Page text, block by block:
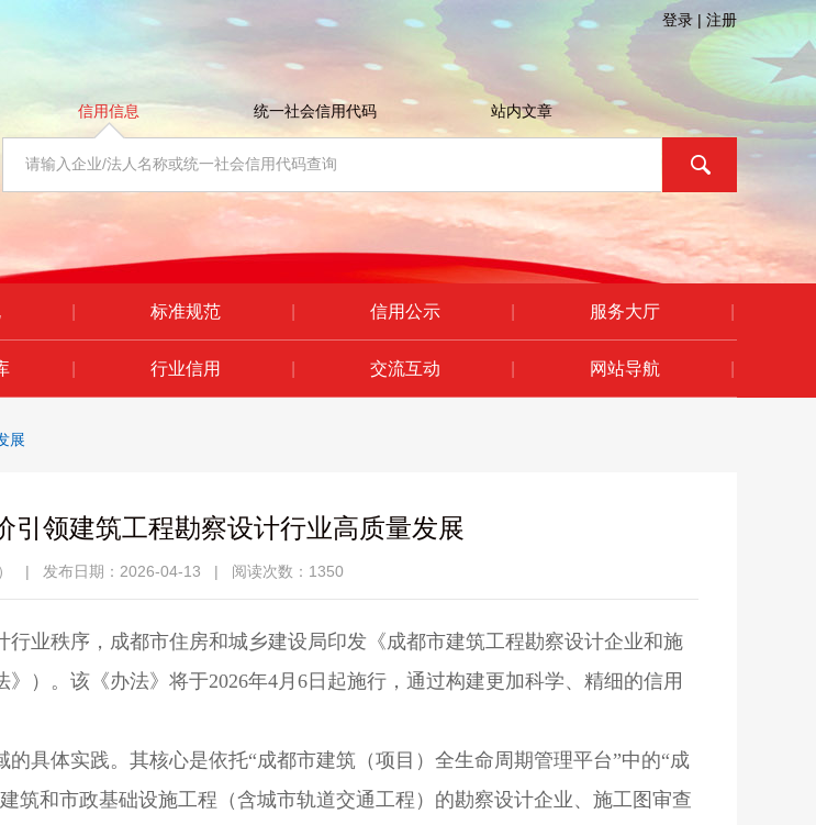
登录 | 注册
信用信息 统一社会信用代码 站内文章
标准规范 信用公示 服务大厅
行业信用 交流互动 网站导航
展
引领建筑工程勘察设计行业高质量发展
| 发布日期：2026-04-13 | 阅读次数：1350
业秩序，成都市住房和城乡建设局印发《成都市建筑工程勘察设计企业和施
）。该《办法》将于2026年4月6日起施行，通过构建更加科学、精细的信用
具体实践。其核心是依托“成都市建筑（项目）全生命周期管理平台”中的“成
筑和市政基础设施工程（含城市轨道交通工程）的勘察设计企业、施工图审查